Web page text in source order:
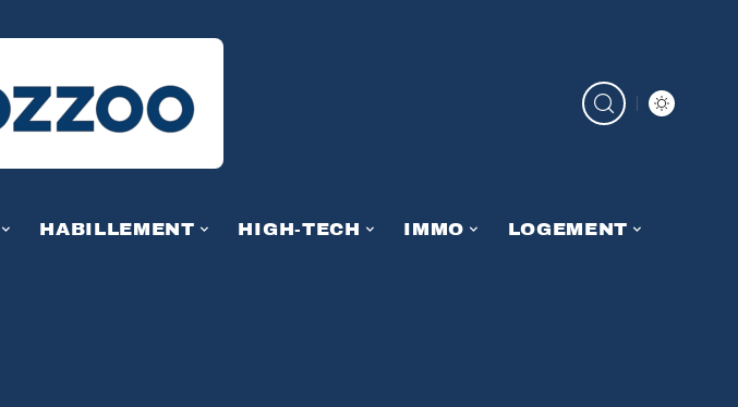
HABILLEMENT HIGH-TECH IMMO LOGEMENT